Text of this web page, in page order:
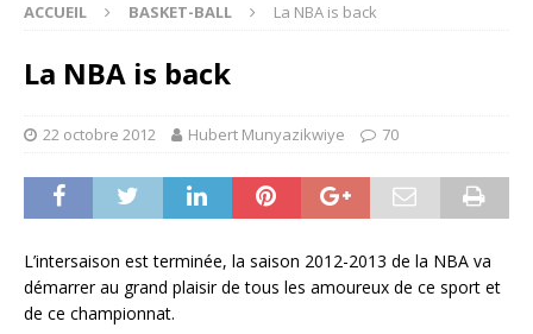
ACCUEIL BASKET-BALL La NBA is back
La NBA is back
22 octobre 2012 Hubert Munyazikwiye 70
L’intersaison est terminée, la saison 2012-2013 de la NBA va
démarrer au grand plaisir de tous les amoureux de ce sport et
de ce championnat.